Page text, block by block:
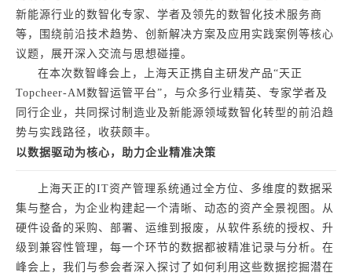
新能源行业的数智化专家、学者及领先的数智化技术服务商
等，围绕前沿技术趋势、创新解决方案及应用实践案例等核心
议题，展开深入交流与思想碰撞。
在本次数智峰会上，上海天正携自主研发产品“天正
Topcheer-AM数智运管平台”，与众多行业精英、专家学者及
同行企业，共同探讨制造业及新能源领域数智化转型的前沿趋
势与实践路径，收获颇丰。
以数据驱动为核心，助力企业精准决策
上海天正的IT资产管理系统通过全方位、多维度的数据采
集与整合，为企业构建起一个清晰、动态的资产全景视图。从
硬件设备的采购、部署、运维到报废，从软件系统的授权、升
级到兼容性管理，每一个环节的数据都被精准记录与分析。在
峰会上，我们与参会者深入探讨了如何利用这些数据挖掘潜在